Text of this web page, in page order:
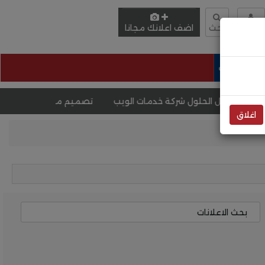
بحث اضف اعلانك مجانا
وظائف
الحلول شركة خدمات الويب تصميم موقع لبيع دورات
اغلاق